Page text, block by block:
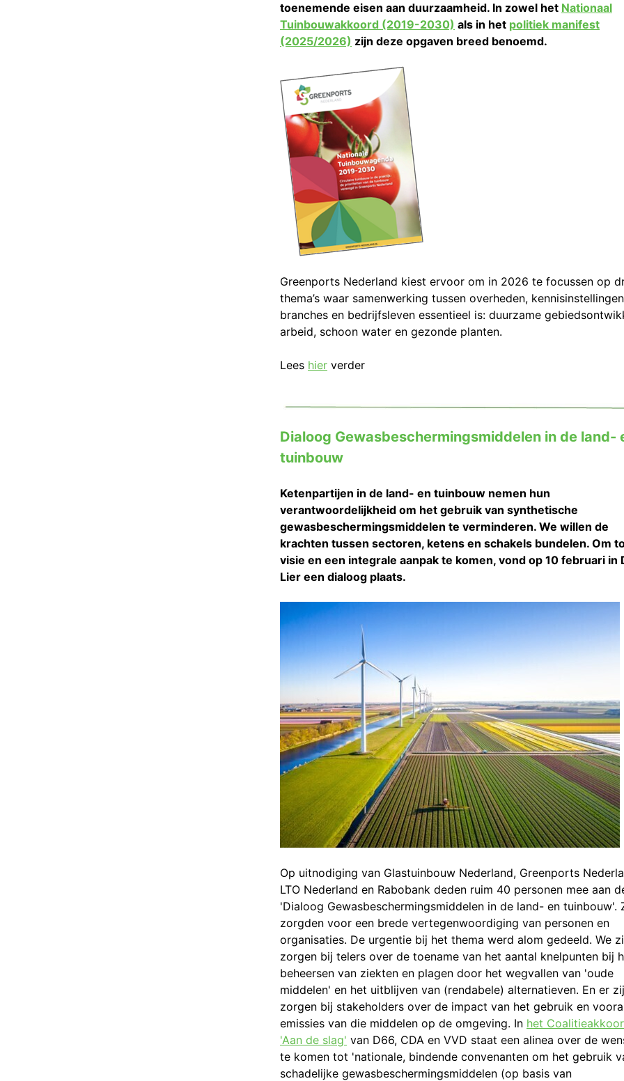
toenemende eisen aan duurzaamheid. In zowel het Nationaal
Tuinbouwakkoord (2019-2030) als in het politiek manifest
(2025/2026) zijn deze opgaven breed benoemd.
Greenports Nederland kiest ervoor om in 2026 te focussen op
thema’s waar samenwerking tussen overheden,
branches en bedrijfsleven essentieel is: duurzame
arbeid, schoon water en gezonde planten.
Lees hier verder
Dialoog Gewasbeschermingsmiddelen in de land-
tuinbouw
Ketenpartijen in de land- en tuinbouw nemen hun
verantwoordelijkheid om het gebruik van synthetische
gewasbeschermingsmiddelen te verminderen. We willen de
krachten tussen sectoren, ketens en schakels bundelen. Om
visie en een integrale aanpak te komen, vond op 10 februari in
Lier een dialoog plaats.
Op uitnodiging van Glastuinbouw Nederland, Greenports
LTO Nederland en Rabobank deden ruim 40 personen mee aan
'Dialoog Gewasbeschermingsmiddelen in de land- en tuinbouw'.
zorgden voor een brede vertegenwoordiging van personen en
organisaties. De urgentie bij het thema werd alom gedeeld. We
zorgen bij telers over de toename van het aantal knelpunten bij
beheersen van ziekten en plagen door het wegvallen van 'oude
middelen' en het uitblijven van (rendabele) alternatieven. En er
zorgen bij stakeholders over de impact van het gebruik en
emissies van die middelen op de omgeving. In het
'Aan de slag' van D66, CDA en VVD staat een alinea over de
te komen tot 'nationale, bindende convenanten om het gebruik
schadelijke gewasbeschermingsmiddelen (op basis van